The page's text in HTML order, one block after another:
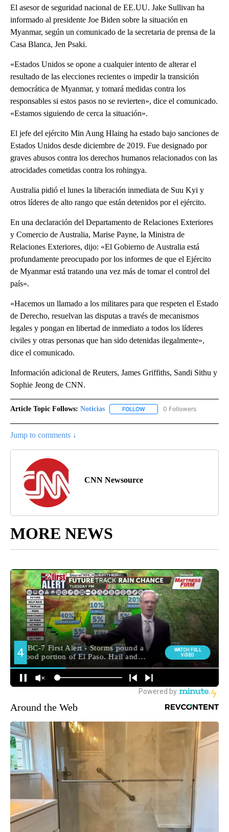
El asesor de seguridad nacional de EE.UU. Jake Sullivan ha
informado al presidente Joe Biden sobre la situación en
Myanmar, según un comunicado de la secretaria de prensa de la
Casa Blanca, Jen Psaki.
«Estados Unidos se opone a cualquier intento de alterar el
resultado de las elecciones recientes o impedir la transición
democrática de Myanmar, y tomará medidas contra los
responsables si estos pasos no se revierten», dice el comunicado.
«Estamos siguiendo de cerca la situación».
El jefe del ejército Min Aung Hlaing ha estado bajo sanciones de
Estados Unidos desde diciembre de 2019. Fue designado por
graves abusos contra los derechos humanos relacionados con las
atrocidades cometidas contra los rohingya.
Australia pidió el lunes la liberación inmediata de Suu Kyi y
otros líderes de alto rango que están detenidos por el ejército.
En una declaración del Departamento de Relaciones Exteriores
y Comercio de Australia, Marise Payne, la Ministra de
Relaciones Exteriores, dijo: «El Gobierno de Australia está
profundamente preocupado por los informes de que el Ejército
de Myanmar está tratando una vez más de tomar el control del
país».
«Hacemos un llamado a los militares para que respeten el Estado
de Derecho, resuelvan las disputas a través de mecanismos
legales y pongan en libertad de inmediato a todos los líderes
civiles y otras personas que han sido detenidas ilegalmente»,
dice el comunicado.
Información adicional de Reuters, James Griffiths, Sandi Sithu y
Sophie Jeong de CNN.
Article Topic Follows: Noticias FOLLOW FOLLOW "NOTICIAS" TO
0 Followers
Jump to comments ↓
CNN Newsource
MORE NEWS
Around the Web